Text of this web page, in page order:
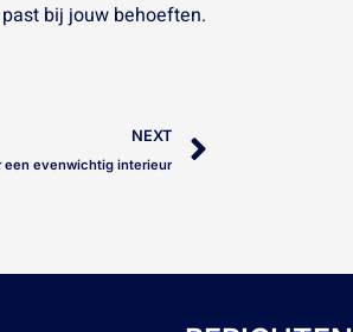
bij jouw behoeften.
NEXT
evenwichtig interieur